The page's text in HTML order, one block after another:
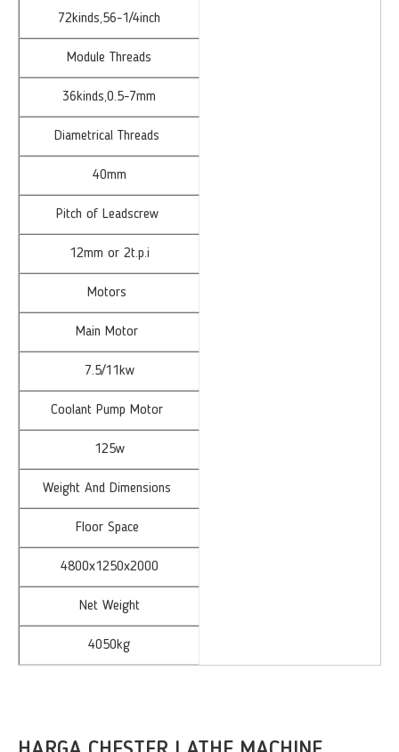
72kinds,56-1/4inch
Module Threads
36kinds,0.5-7mm
Diametrical Threads
40mm
Pitch of Leadscrew
12mm or 2t.p.i
Motors
Main Motor
7.5/11kw
Coolant Pump Motor
125w
Weight And Dimensions
Floor Space
4800x1250x2000
Net Weight
4050kg